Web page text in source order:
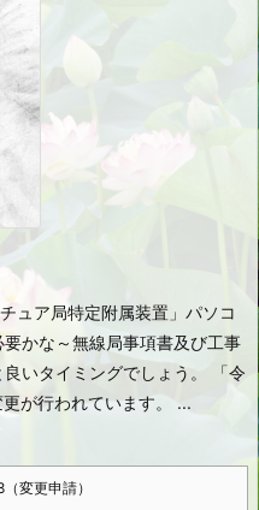
ュア局特定附属装置」パソコ
かな～無線局事項書及び工事
いタイミングでしょう。 「令
が行われています。 ...
（変更申請）